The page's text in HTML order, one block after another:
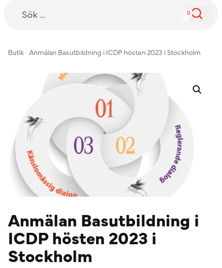
International Child Development Programme
Butik Anmälan Basutbildning i ICDP hösten 2023 i Stockholm
Anmälan Basutbildning i
ICDP hösten 2023 i
Stockholm